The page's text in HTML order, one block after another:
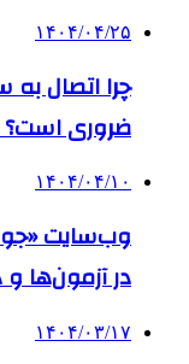
۱۴۰۴/۰۴/۲۵
چرا اتصال
ضروری است؟
۱۴۰۴/۰۴/۱۰
وب‌سایت
در آزمون‌ها
۱۴۰۴/۰۳/۱۷